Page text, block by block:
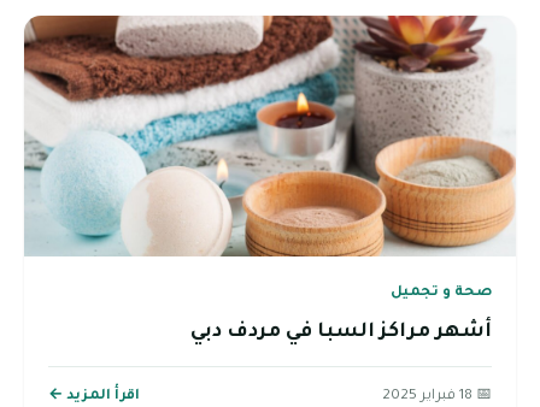
صحة و تجميل
أشهر مراكز السبا في مردف دبي
📅 18 فبراير 2025 اقرأ المزيد ←